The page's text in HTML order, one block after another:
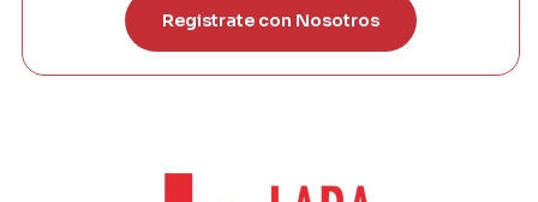
Registrate con Nosotros